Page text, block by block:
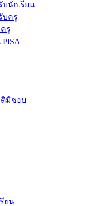
บนักเรียน
บครู
รู
ติมิชอบ
ยน